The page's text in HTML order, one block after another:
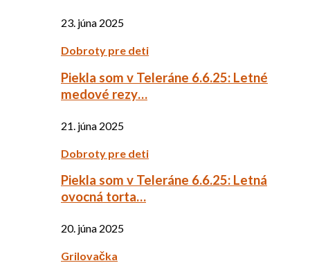
23. júna 2025
Dobroty pre deti
Piekla som v Teleráne 6.6.25: Letné
medové rezy…
21. júna 2025
Dobroty pre deti
Piekla som v Teleráne 6.6.25: Letná
ovocná torta…
20. júna 2025
Grilovačka